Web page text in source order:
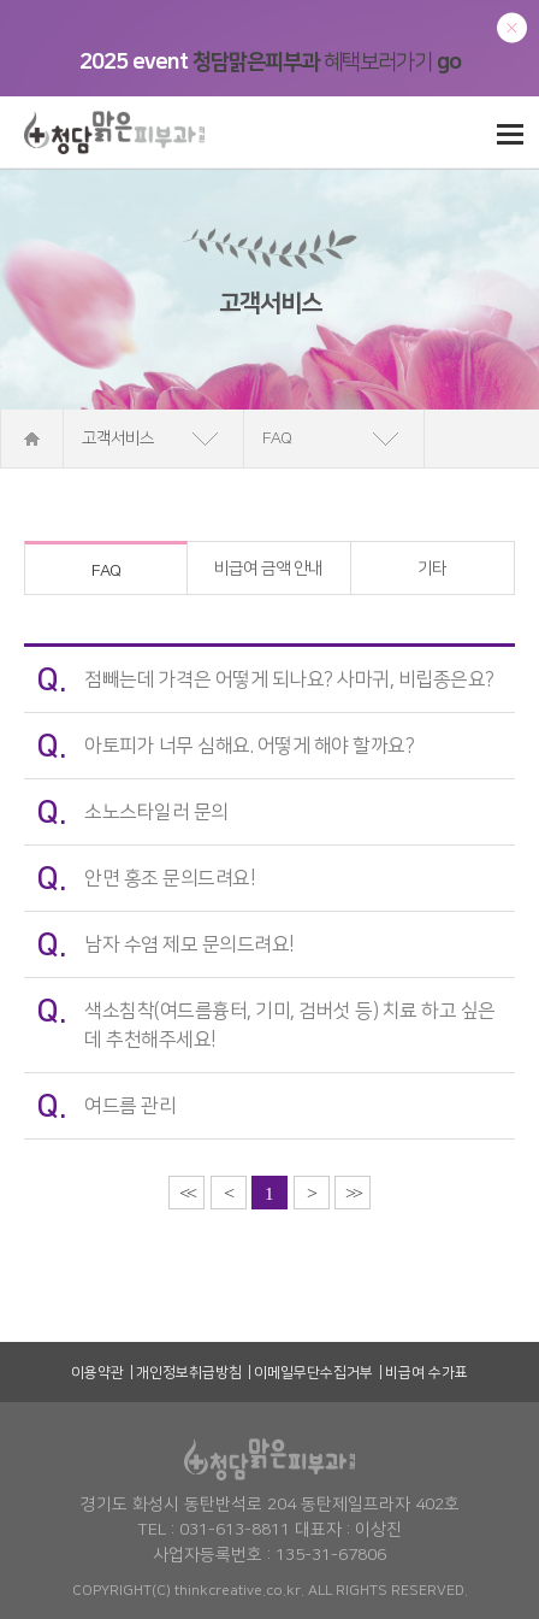
2025 event 청담맑은피부과혜택보러가기 go
고객서비스
고객서비스 FAQ
FAQ 비급여 금액 안내 기타
Q. 점빼는데 가격은 어떻게 되나요? 사마귀, 비립종은요?
Q. 아토피가 너무 심해요. 어떻게 해야 할까요?
Q. 소노스타일러 문의
Q. 안면 홍조 문의드려요!
Q. 남자 수염 제모 문의드려요!
Q.
색소침착(여드름흉터, 기미, 검버섯 등) 치료 하고 싶은
데 추천해주세요!
Q. 여드름 관리
<< < 1 > >>
이용약관 개인정보취급방침 이메일무단수집거부 비급여 수가표
경기도 화성시 동탄반석로 204 동탄제일프라자 402호
TEL : 031-613-8811 대표자 : 이상진
사업자등록번호 : 135-31-67806
COPYRIGHT(C) thinkcreative.co.kr. ALL RIGHTS RESERVED.